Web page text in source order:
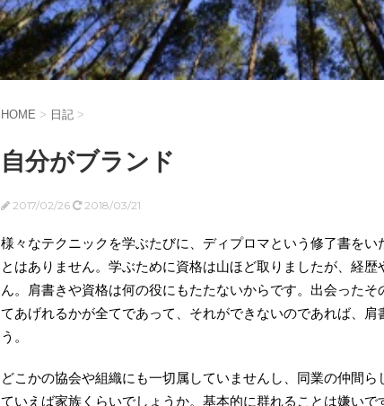
HOME > 日記 >
自分がブランド
2017/02/26 2018/03/21
様々なテクニックを学ぶたびに、ディプロマという修了書をい
とはありません。学ぶために資格は山ほど取りましたが、経
ん。肩書きや資格は何の役にもたたないからです。出会ったそ
てあげれるかが全てであって、それができないのであれば、肩
う。
どこかの協会や組織にも一切属していませんし、同業の仲間
ていえば家族くらいでしょうか。基本的に群れることは嫌い